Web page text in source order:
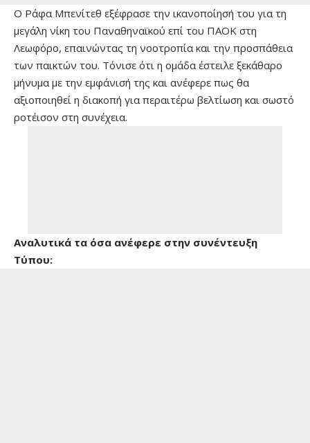
Ο Ράφα Μπενίτεθ εξέφρασε την ικανοποίησή του για τη
μεγάλη νίκη του Παναθηναϊκού επί του ΠΑΟΚ στη
Λεωφόρο, επαινώντας τη νοοτροπία και την προσπάθεια
των παικτών του. Τόνισε ότι η ομάδα έστειλε ξεκάθαρο
μήνυμα με την εμφάνισή της και ανέφερε πως θα
αξιοποιηθεί η διακοπή για περαιτέρω βελτίωση και σωστό
ροτέισον στη συνέχεια.
Αναλυτικά τα όσα ανέφερε στην συνέντευξη
Τύπου: